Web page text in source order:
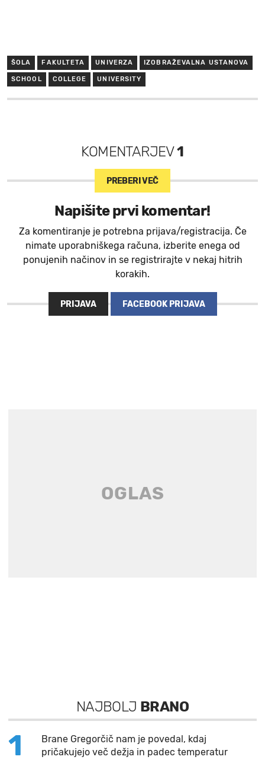
ŠOLA FAKULTETA UNIVERZA IZOBRAŽEVALNA USTANOVA
SCHOOL COLLEGE UNIVERSITY
KOMENTARJEV1
PREBERI VEČ
Napišite prvi komentar!
Za komentiranje je potrebna prijava/registracija. Če
nimate uporabniškega računa, izberite enega od
ponujenih načinov in se registrirajte v nekaj hitrih
korakih.
PRIJAVA FACEBOOK PRIJAVA
NAJBOLJ BRANO
1
Brane Gregorčič nam je povedal, kdaj
pričakujejo več dežja in padec temperatur